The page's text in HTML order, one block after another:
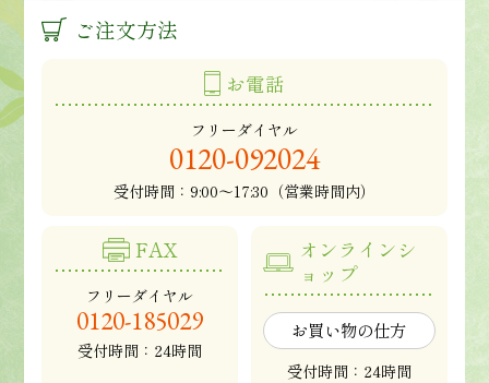
ご注文方法
お電話
フリーダイヤル
0120-092024
受付時間： 9:00～17:30（営業時間内）
FAX
フリーダイヤル
0120-185029
受付時間：24時間
オンラインシ
ョップ
お買い物の仕方
受付時間：24時間